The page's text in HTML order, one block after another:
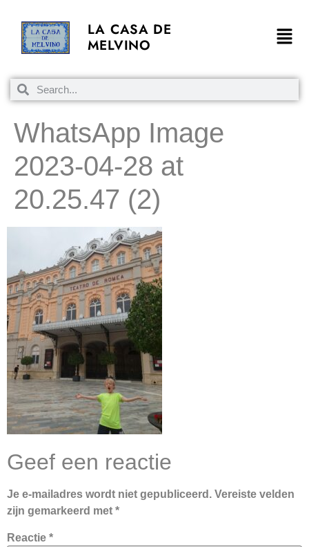
LA CASA DE
MELVINO
WhatsApp Image
2023-04-28 at
20.25.47 (2)
Geef een reactie
Je e-mailadres wordt niet gepubliceerd. Vereiste velden
zijn gemarkeerd met *
Reactie *